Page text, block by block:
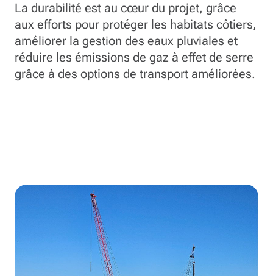
La durabilité est au cœur du projet, grâce
aux efforts pour protéger les habitats côtiers,
améliorer la gestion des eaux pluviales et
réduire les émissions de gaz à effet de serre
grâce à des options de transport améliorées.